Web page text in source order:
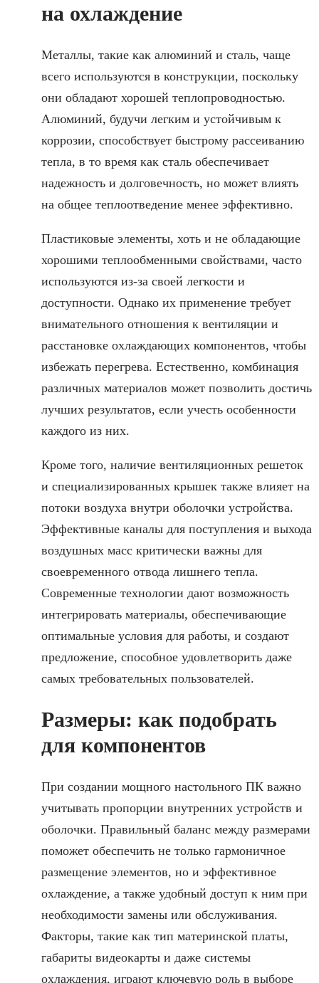
на охлаждение
Металлы, такие как алюминий и сталь, чаще
всего используются в конструкции, поскольку
они обладают хорошей теплопроводностью.
Алюминий, будучи легким и устойчивым к
коррозии, способствует быстрому рассеиванию
тепла, в то время как сталь обеспечивает
надежность и долговечность, но может влиять
на общее теплоотведение менее эффективно.
Пластиковые элементы, хоть и не обладающие
хорошими теплообменными свойствами, часто
используются из-за своей легкости и
доступности. Однако их применение требует
внимательного отношения к вентиляции и
расстановке охлаждающих компонентов, чтобы
избежать перегрева. Естественно, комбинация
различных материалов может позволить достичь
лучших результатов, если учесть особенности
каждого из них.
Кроме того, наличие вентиляционных решеток
и специализированных крышек также влияет на
потоки воздуха внутри оболочки устройства.
Эффективные каналы для поступления и выхода
воздушных масс критически важны для
своевременного отвода лишнего тепла.
Современные технологии дают возможность
интегрировать материалы, обеспечивающие
оптимальные условия для работы, и создают
предложение, способное удовлетворить даже
самых требовательных пользователей.
Размеры: как подобрать
для компонентов
При создании мощного настольного ПК важно
учитывать пропорции внутренних устройств и
оболочки. Правильный баланс между размерами
поможет обеспечить не только гармоничное
размещение элементов, но и эффективное
охлаждение, а также удобный доступ к ним при
необходимости замены или обслуживания.
Факторы, такие как тип материнской платы,
габариты видеокарты и даже системы
охлаждения, играют ключевую роль в выборе